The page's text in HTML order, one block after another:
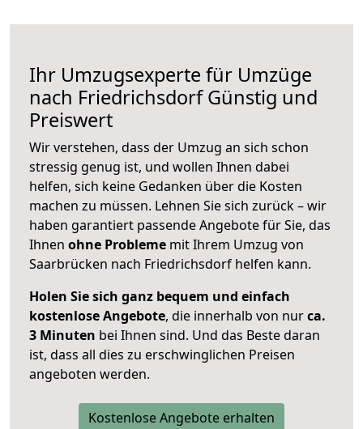
Ihr Umzugsexperte für Umzüge
nach FriedrichsdorfGünstig und
Preiswert
Wir verstehen, dass der Umzug an sich schon
stressig genug ist, und wollen Ihnen dabei
helfen, sich keine Gedanken über die Kosten
machen zu müssen. Lehnen Sie sich zurück – wir
haben garantiert passende Angebote für Sie, das
Ihnen ohne Probleme mit Ihrem Umzug von
Saarbrücken nach Friedrichsdorf helfen kann.
Holen Sie sich ganz bequem und einfach
kostenlose Angebote, die innerhalb von nurca.
3 Minuten bei Ihnen sind. Und das Beste daran
ist, dass all dies zu erschwinglichen Preisen
angeboten werden.
Kostenlose Angebote erhalten